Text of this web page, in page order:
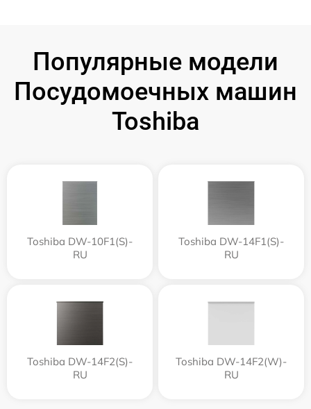
Популярные модели
Посудомоечных машин
Toshiba
Toshiba DW-10F1(S)-
RU
Toshiba DW-14F1(S)-
RU
Toshiba DW-14F2(S)-
RU
Toshiba DW-14F2(W)-
RU